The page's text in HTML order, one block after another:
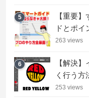
5
【重要
ドとポ
263 views
6
【解決
く行う方
253 views